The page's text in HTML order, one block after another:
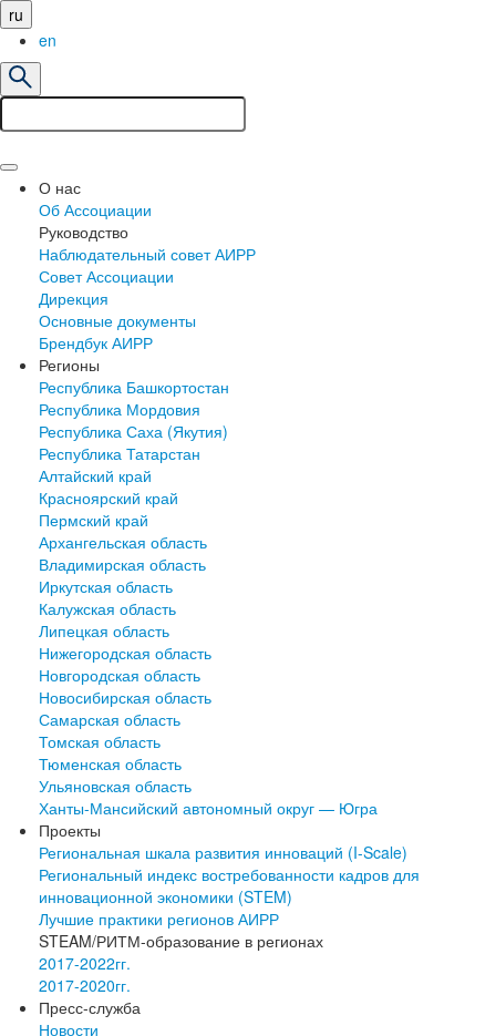
ru
en
О нас
Об Ассоциации
Руководство
Наблюдательный совет АИРР
Совет Ассоциации
Дирекция
Основные документы
Брендбук АИРР
Регионы
Республика Башкортостан
Республика Мордовия
Республика Саха (Якутия)
Республика Татарстан
Алтайский край
Красноярский край
Пермский край
Архангельская область
Владимирская область
Иркутская область
Калужская область
Липецкая область
Нижегородская область
Новгородская область
Новосибирская область
Самарская область
Томская область
Тюменская область
Ульяновская область
Ханты-Мансийский автономный округ — Югра
Проекты
Региональная шкала развития инноваций (I-Scale)
Региональный индекс востребованности кадров для
инновационной экономики (STEM)
Лучшие практики регионов АИРР
STEAM/РИТМ-образование в регионах
2017-2022гг.
2017-2020гг.
Пресс-служба
Новости